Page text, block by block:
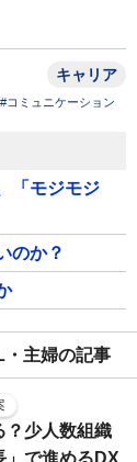
キャリア
#コミュニケーション
「モジモジ
のか？
主婦の記事
？少人数組織